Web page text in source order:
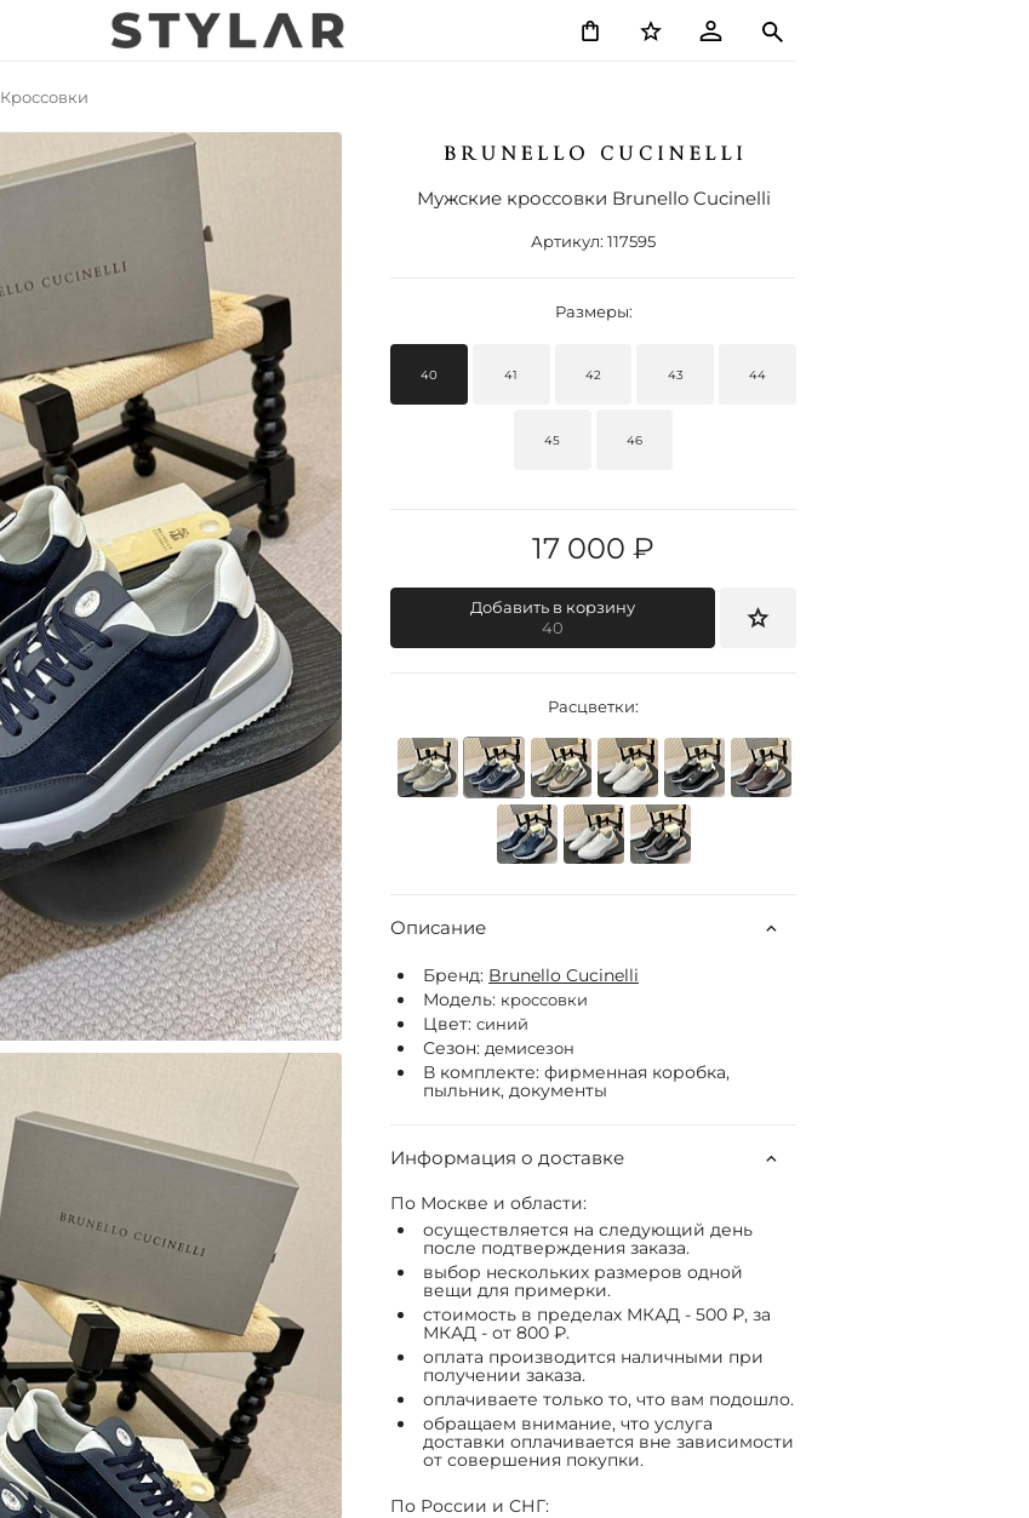
Кроссовки
Мужские кроссовки Brunello Cucinelli
Артикул: 117595
Размеры:
40 41 42 43 44
45 46
17 000 ₽
Добавить в корзину
40
Расцветки:
Описание
Бренд: Brunello Cucinelli
Модель: кроссовки
Цвет: синий
Сезон: демисезон
В комплекте: фирменная коробка,
пыльник, документы
Информация о доставке
По Москве и области:
осуществляется на следующий день
после подтверждения заказа.
выбор нескольких размеров одной
вещи для примерки.
стоимость в пределах МКАД - 500 ₽, за
МКАД - от 800 ₽.
оплата производится наличными при
получении заказа.
оплачиваете только то, что вам подошло.
обращаем внимание, что услуга
доставки оплачивается вне зависимости
от совершения покупки.
По России и СНГ: